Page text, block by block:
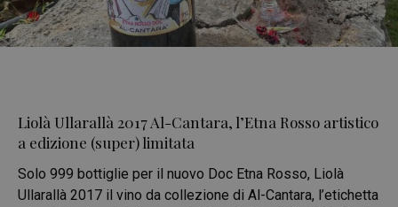
Liolà Ullarallà 2017 Al-Cantara, l’Etna Rosso artistico
a edizione (super) limitata
Solo 999 bottiglie per il nuovo Doc Etna Rosso, Liolà
Ullarallà 2017 il vino da collezione di Al-Cantara, l’etichetta